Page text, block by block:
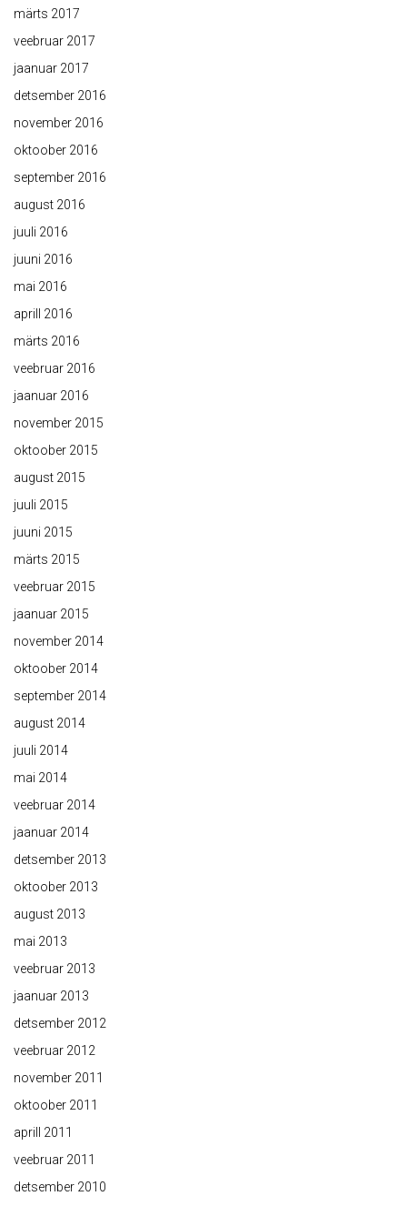
märts 2017
veebruar 2017
jaanuar 2017
detsember 2016
november 2016
oktoober 2016
september 2016
august 2016
juuli 2016
juuni 2016
mai 2016
aprill 2016
märts 2016
veebruar 2016
jaanuar 2016
november 2015
oktoober 2015
august 2015
juuli 2015
juuni 2015
märts 2015
veebruar 2015
jaanuar 2015
november 2014
oktoober 2014
september 2014
august 2014
juuli 2014
mai 2014
veebruar 2014
jaanuar 2014
detsember 2013
oktoober 2013
august 2013
mai 2013
veebruar 2013
jaanuar 2013
detsember 2012
veebruar 2012
november 2011
oktoober 2011
aprill 2011
veebruar 2011
detsember 2010